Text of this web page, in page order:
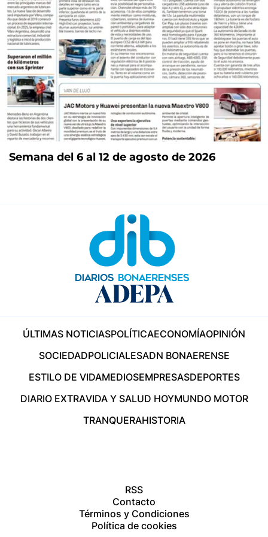
Semana del 6 al 12 de agosto de 2026
ÚLTIMAS NOTICIASPOLÍTICAECONOMÍAOPINIÓN
SOCIEDADPOLICIALESADN BONAERENSE
ESTILO DE VIDAMEDIOSEMPRESASDEPORTES
DIARIO EXTRAVIDA Y SALUD HOYMUNDO MOTOR
TRANQUERAHISTORIA
RSS
Contacto
Términos y Condiciones
Política de cookies